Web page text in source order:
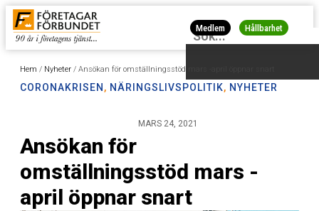
Medlem Hållbarhet
Hem / Nyheter / Ansökan för omställningsstöd mars -april öppnar snart
CORONAKRISEN , NÄRINGSLIVSPOLITIK, NYHETER
MARS 24, 2021
Ansökan för
omställningsstöd mars -
april öppnar snart